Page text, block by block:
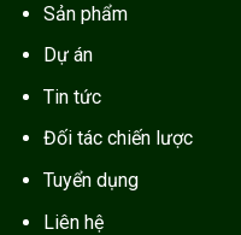
Sản phẩm
Dự án
Tin tức
Đối tác chiến lược
Tuyển dụng
Liên hệ